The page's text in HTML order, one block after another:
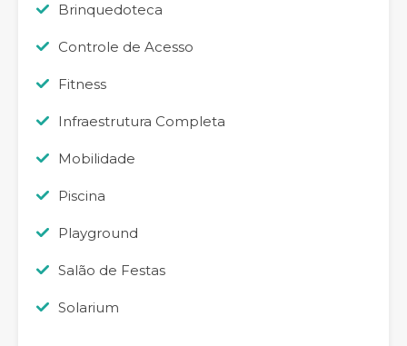
Brinquedoteca
Controle de Acesso
Fitness
Infraestrutura Completa
Mobilidade
Piscina
Playground
Salão de Festas
Solarium